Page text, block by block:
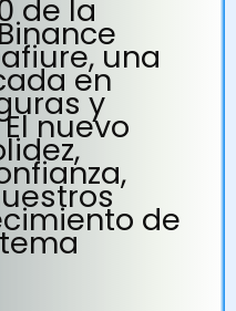
de la
una
en
y
nuevo
de